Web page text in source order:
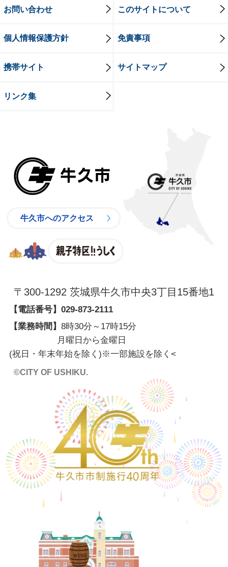
お問い合わせ このサイトについて
個人情報保護方針 免責事項
携帯サイト サイトマップ
リンク集
牛久市へのアクセス
〒300-1292 茨城県牛久市中央3丁目15番地1
【電話番号】 029-873-2111
【業務時間】 8時30分～17時15分
月曜日から金曜日
(祝日・年末年始を除く)※一部施設を除く <
©CITY OF USHIKU.
ワイン樽